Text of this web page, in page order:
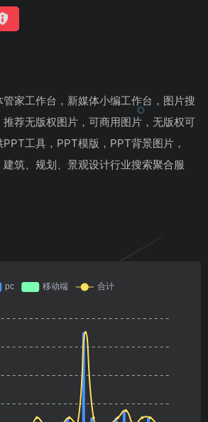
家工作台，新媒体小编工作台，图片搜
荐无版权图片，可商用图片，无版权可
工具，PPT模版，PPT背景图片，
筑、规划、景观设计行业搜索聚合服